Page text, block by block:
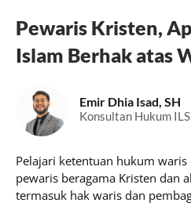
Pewaris Kristen,
Islam Berhak atas
Emir Dhia Isad, SH
Konsultan Hukum
Pelajari ketentuan hukum
pewaris beragama Kristen dan
termasuk hak waris dan